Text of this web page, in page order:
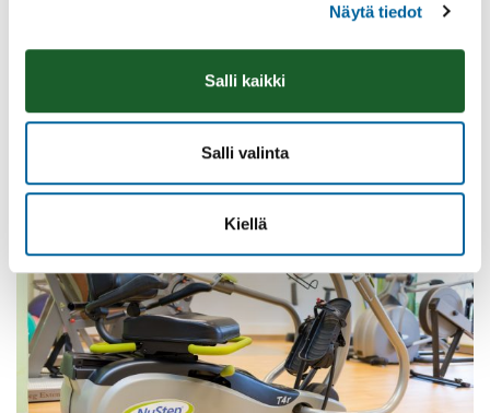
Näytä tiedot
Salli kaikki
Salli valinta
Kiellä
Ikaalisten Nykymarttojen puuropäivä
Olkkarilla
Olkkari